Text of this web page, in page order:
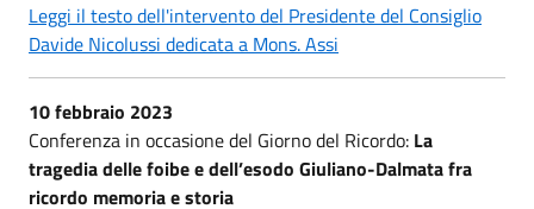
Leggi il testo dell'intervento del Presidente del Consiglio
Davide Nicolussi dedicata a Mons. Assi
10 febbraio 2023
Conferenza in occasione del Giorno del Ricordo: La
tragedia delle foibe e dell’esodo Giuliano-Dalmata fra
ricordo memoria e storia